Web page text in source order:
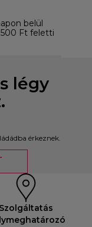
belül
Ft feletti
légy
érkeznek.
Szolgáltatás